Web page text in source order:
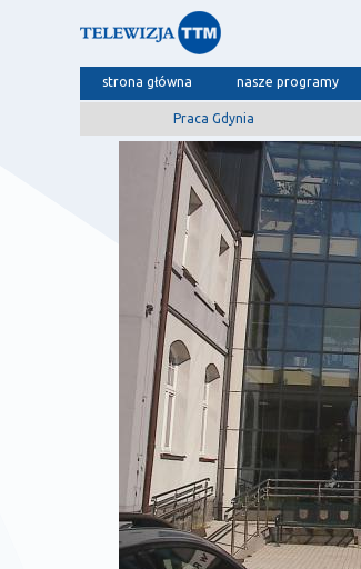
strona główna nasze programy
Praca Gdynia